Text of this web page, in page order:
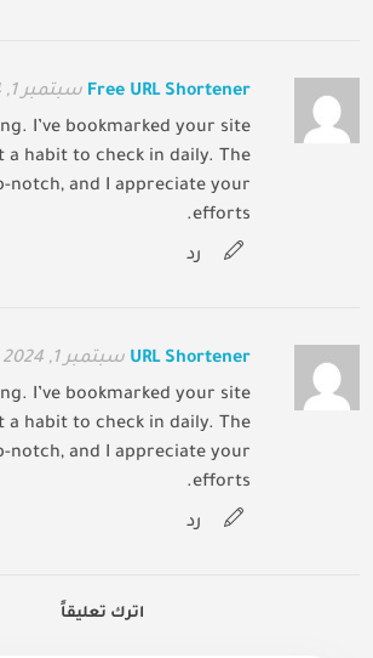
Free URL Shortener سبتمبر 1, 2024 at 2:31 ص
I’ve bookmarked your site
a habit to check in daily. The
notch, and I appreciate your
efforts.
رد
URL Shortener سبتمبر 1, 2024 at 7:59 م
I’ve bookmarked your site
a habit to check in daily. The
notch, and I appreciate your
efforts.
رد
اترك تعليقاً